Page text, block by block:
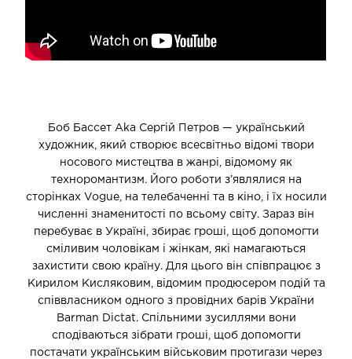
Боб Бассет Аka Сергій Петров — український
художник, який створює всесвітньо відомі твори
носового мистецтва в жанрі, відомому як
техноромантизм. Його роботи з’являлися на
сторінках Vogue, на телебаченні та в кіно, і їх носили
численні знаменитості по всьому світу. Зараз він
перебуває в Україні, збирає гроші, щоб допомогти
сміливим чоловікам і жінкам, які намагаються
захистити свою країну. Для цього він співпрацює з
Кирилом Кисляковим, відомим продюсером подій та
співвласником одного з провідних барів України
Barman Dictat. Спільними зусиллями вони
сподіваються зібрати гроші, щоб допомогти
постачати українським військовим протигази через